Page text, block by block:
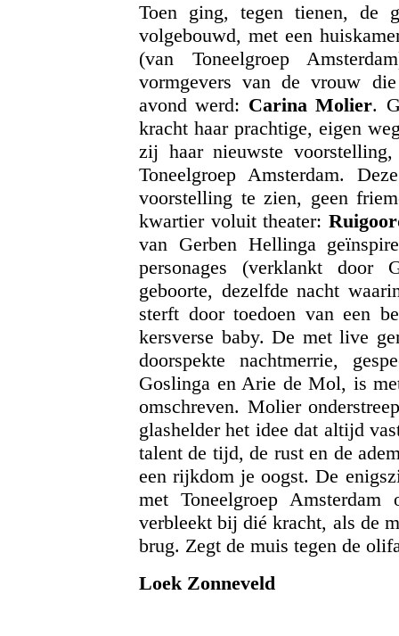
Toen ging, tegen tienen, de
volgebouwd, met een
(van Toneelgroep
vormgevers van de vrouw die
avond werd: Carina Molier.
kracht haar prachtige, eigen
zij haar nieuwste
Toneelgroep Amsterdam.
voorstelling te zien, geen
kwartier voluit theater:
van Gerben Hellinga
personages (verklankt door
geboorte, dezelfde nacht
sterft door toedoen van een
kersverse baby. De met live
doorspekte nachtmerrie,
Goslinga en Arie de Mol, is
omschreven. Molier
glashelder het idee dat altijd
talent de tijd, de rust en de
een rijkdom je oogst. De
met Toneelgroep
verbleekt bij dié kracht, als de
brug. Zegt de muis tegen de
Loek Zonneveld